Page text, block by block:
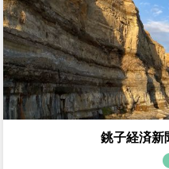
銚子経済新